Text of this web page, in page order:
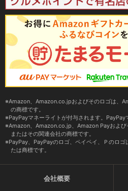
Amazon、Amazon.co.jpおよびそのロゴは、
の商標です。
PayPayマネーライトが付与されます。PayPay
Amazon、Amazon.co.jp、Amazon Payおよ
またはその関連会社の商標です。
PayPay、PayPayのロゴ、ペイペイ、Ｐのロゴ
たは商標です。
会社概要